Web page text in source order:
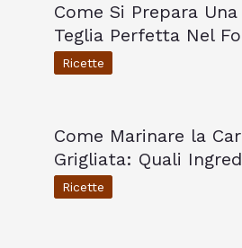
Come Si Prepara
Teglia Perfetta Nel
Ricette
Come Marinare la
Grigliata: Quali
Ricette